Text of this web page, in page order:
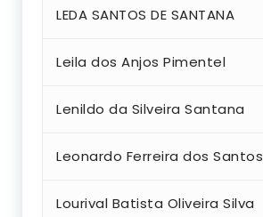
LEDA SANTOS DE SANTANA
Leila dos Anjos Pimentel
Lenildo da Silveira Santana
Leonardo Ferreira dos Santos
Lourival Batista Oliveira Silva